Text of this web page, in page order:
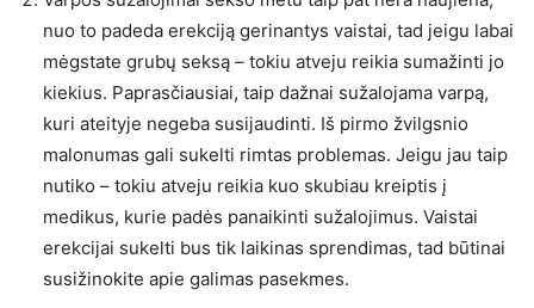
nuo to padeda erekciją gerinantys vaistai, tad jeigu labai
mėgstate grubų seksą – tokiu atveju reikia sumažinti jo
kiekius. Paprasčiausiai, taip dažnai sužalojama varpą,
kuri ateityje negeba susijaudinti. Iš pirmo žvilgsnio
malonumas gali sukelti rimtas problemas. Jeigu jau taip
nutiko – tokiu atveju reikia kuo skubiau kreiptis į
medikus, kurie padės panaikinti sužalojimus. Vaistai
erekcijai sukelti bus tik laikinas sprendimas, tad būtinai
susižinokite apie galimas pasekmes.